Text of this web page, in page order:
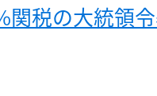
関税の大統領